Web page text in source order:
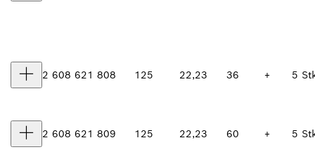
2 608 621 808 125 22,23 36 + 5
2 608 621 809 125 22,23 60 + 5